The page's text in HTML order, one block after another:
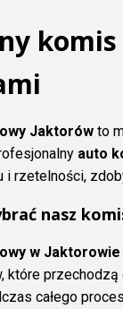
Jaktorów to
auto
i rzetelności,
nasz
w Jaktorowie
które
całego